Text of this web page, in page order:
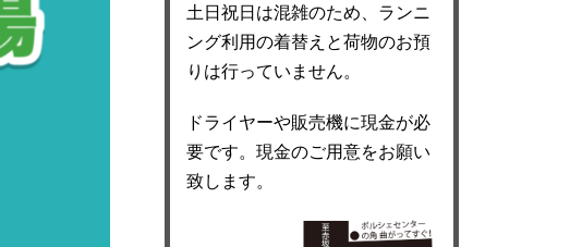
土日祝日は混雑のため、ランニ
ング利用の着替えと荷物のお預
りは行っていません。
ドライヤーや販売機に現金が必
要です。現金のご用意をお願い
致します。